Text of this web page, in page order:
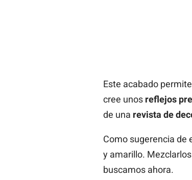
Este acabado
cree unos reflejos
de una revista de
Como sugerencia de
y amarillo.
buscamos ahora.